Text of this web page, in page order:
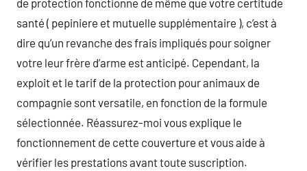
de protection fonctionne de même que votre certitude
santé ( pepiniere et mutuelle supplémentaire ), c’est à
dire qu’un revanche des frais impliqués pour soigner
votre leur frère d’arme est anticipé. Cependant, la
exploit et le tarif de la protection pour animaux de
compagnie sont versatile, en fonction de la formule
sélectionnée. Réassurez-moi vous explique le
fonctionnement de cette couverture et vous aide à
vérifier les prestations avant toute suscription.